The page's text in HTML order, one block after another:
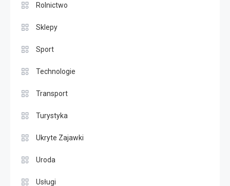
Rolnictwo
Sklepy
Sport
Technologie
Transport
Turystyka
Ukryte Zajawki
Uroda
Usługi